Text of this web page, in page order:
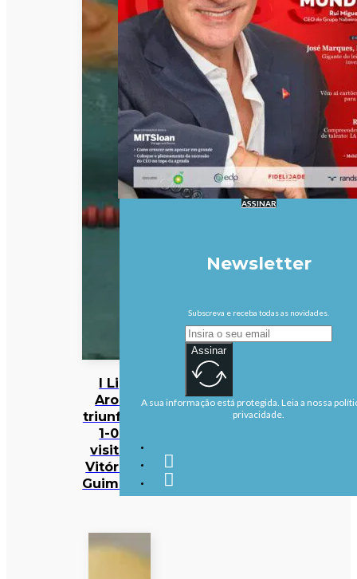
I Liga:
Arouca
triunfa por
1-0 na
visita ao
Vitória de
Guimarães
ASSINAR
Newsletter
Subscreva e receba todas as novidades.
Assinar
A sua informação está protegida. Leia a nossa
privacidade.